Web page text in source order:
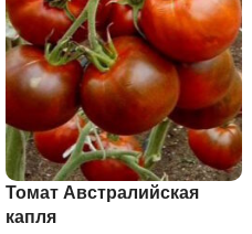
Томат Австралийская
капля